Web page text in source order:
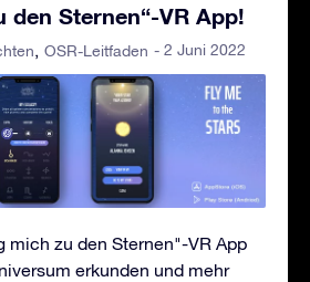
den Sternen“-VR App!
OSR-Leitfaden - 2 Juni 2022
mich zu den Sternen"-VR App
erkunden und mehr